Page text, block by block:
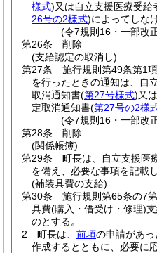
様式)又は自立支援医療受給
26号の2様式)によってしな
(令7規則16・一部改
第26条
削除
(支給認定の取消し)
第27条
施行規則第49条第1
を行ったときの通知は、自
取消通知書(第27号様式)又
定取消通知書(第27号の2様
(令7規則16・一部改
第28条
削除
(関係帳簿)
第29条
町長は、自立支援医
を備え、必要な事項を記載
(補装具費の支給)
第30条
施行規則第65条の7
具費(購入・借受け・修理)
のとする。
2
町長は、 前項の申請があ
作成するとともに、必要に